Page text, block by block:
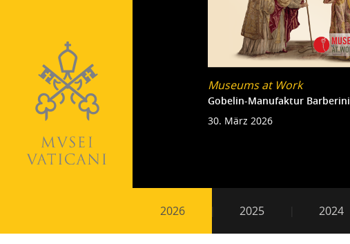
Museums at Work
Gobelin-Manufaktur Barberini
30. März 2026
2026 2025 2024